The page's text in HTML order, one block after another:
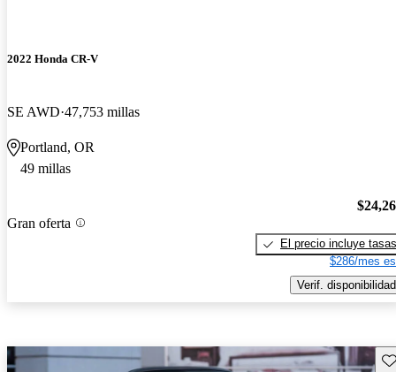
2022 Honda CR-V
SE AWD 47,753 millas
Portland, OR
49 millas
Gran oferta
El precio incluye tasas
$286/mes
Verif. disponibilidad